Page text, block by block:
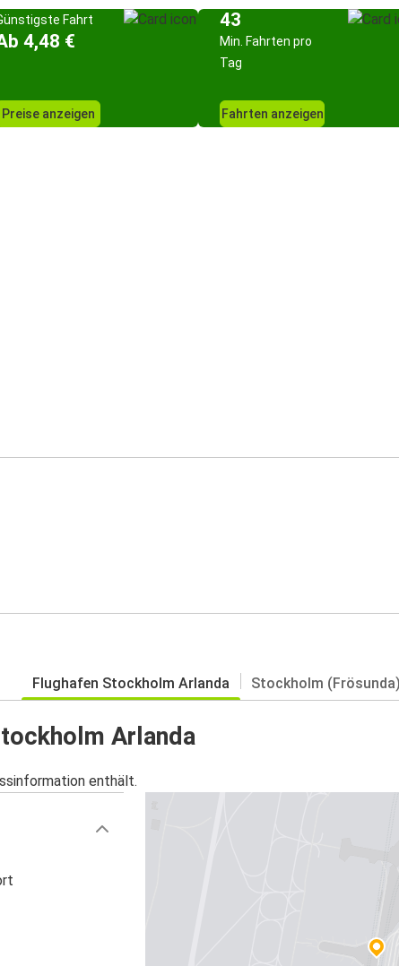
Fahrt
4,48 €
Preise anzeigen
43
Min. Fahrten pro
Tag
Fahrten anzeigen
Flughafen Stockholm Arlanda Stockholm
Arlanda
enthält.